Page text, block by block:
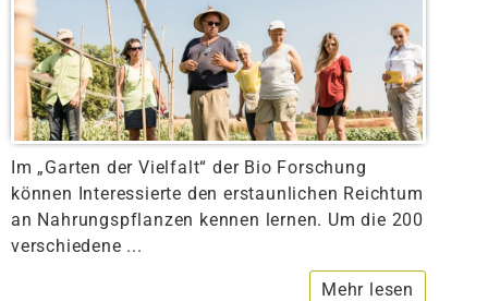
Im „Garten der Vielfalt“ der Bio Forschung
können Interessierte den erstaunlichen Reichtum
an Nahrungspflanzen kennen lernen. Um die 200
verschiedene ...
Mehr lesen